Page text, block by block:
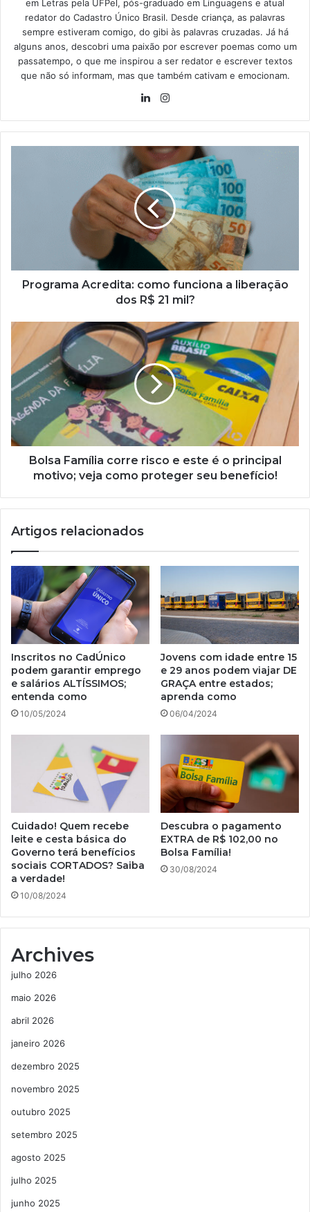
em Letras pela UFPel, pós-graduado em Linguagens e atual
redator do Cadastro Único Brasil. Desde criança, as palavras
sempre estiveram comigo, do gibi às palavras cruzadas. Já há
alguns anos, descobri uma paixão por escrever poemas como um
passatempo, o que me inspirou a ser redator e escrever textos
que não só informam, mas que também cativam e emocionam.
Linkedin
21
mil?Programa Acredita: como funciona a liberação
dos R$ 21 mil?
Bolsa
Família
corre
risco
e
este
é
principal
motivo;
benefício!
Bolsa Família corre risco e este é o principal
motivo; veja como proteger seu benefício!
Artigos relacionados
Inscritos no CadÚnico
podem garantir emprego
e salários ALTÍSSIMOS;
entenda como
10/05/2024
Jovens com idade entre 15
e 29 anos podem viajar DE
GRAÇA entre estados;
aprenda como
06/04/2024
Cuidado! Quem recebe
leite e cesta básica do
Governo terá benefícios
sociais CORTADOS? Saiba
a verdade!
10/08/2024
Descubra o pagamento
EXTRA de R$ 102,00 no
Bolsa Família!
30/08/2024
Archives
julho 2026
maio 2026
abril 2026
janeiro 2026
dezembro 2025
novembro 2025
outubro 2025
setembro 2025
agosto 2025
julho 2025
junho 2025